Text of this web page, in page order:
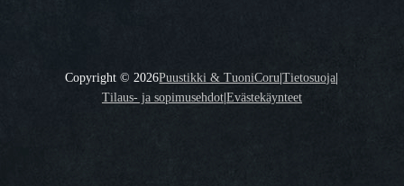
Copyright ©2026Puustikki & TuoniCoru|Tietosuoja|
Tilaus- ja sopimusehdot|Evästekäynteet